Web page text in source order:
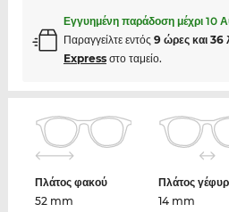
Εγγυημένη παράδοση μέχρι 10
Παραγγείλτε εντός 9 ώρες και 36
Expressστο ταμείο.
Πλάτος φακού
52 mm
Πλάτος
14 mm